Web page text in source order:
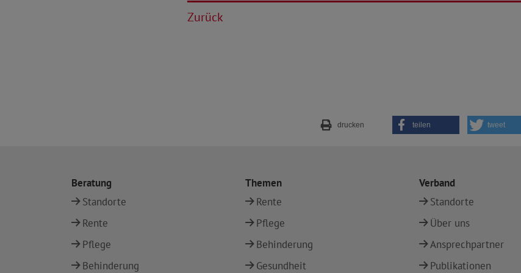
Zurück
drucken teilen tweet
Beratung
Standorte
Rente
Pflege
Behinderung
Themen
Rente
Pflege
Behinderung
Gesundheit
Verband
Standorte
Über uns
Ansprechpartner
Publikationen